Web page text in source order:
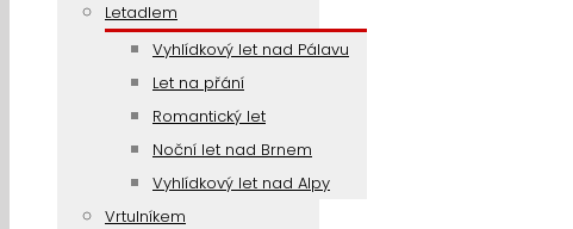
Letadlem
Vyhlídkový let nad Pálavu
Let na přání
Romantický let
Noční let nad Brnem
Vyhlídkový let nad Alpy
Vrtulníkem